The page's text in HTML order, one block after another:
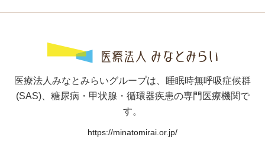
医療法人みなとみらいグループは、睡眠時無呼吸症候群
(SAS)、糖尿病・甲状腺・循環器疾患の専門医療機関で
す。
https://minatomirai.or.jp/